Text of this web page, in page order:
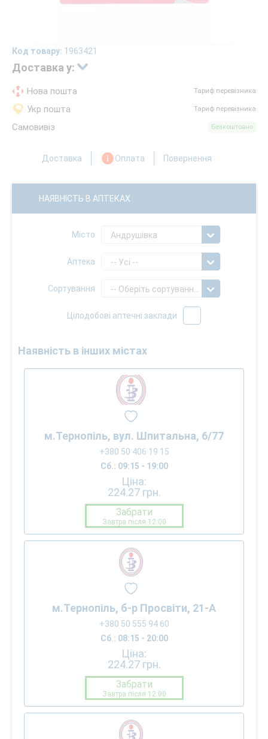
Код товару: 1963421
Доставка у:
Нова пошта Тариф перевізника
Укр пошта Тариф перевізника
Самовивіз Безкоштовно
Доставка Оплата Повернення
НАЯВНІСТЬ В АПТЕКАХ
Місто Андрушівка
Аптека -- Усі --
Сортування
Цілодобові аптечні заклади
Наявність в інших містах
м.Тернопіль, вул. Шпитальна, 6/77
+380 50 406 19 15
Сб.: 09:15 - 19:00
Ціна:
224.27 грн.
Забрати
Завтра після 12:00
м.Тернопіль, б-р Просвіти, 21-А
+380 50 555 94 60
Сб.: 08:15 - 20:00
Ціна:
224.27 грн.
Забрати
Завтра після 12:00